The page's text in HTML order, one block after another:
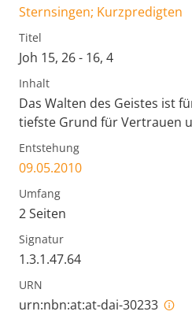
Sternsingen; Kurzpredigten
Titel
Joh 15, 26 - 16, 4
Inhalt
Das Walten des Geistes ist
tiefste Grund für Vertrauen
Entstehung
09.05.2010
Umfang
2 Seiten
Signatur
1.3.1.47.64
URN
urn:nbn:at:at-dai-30233